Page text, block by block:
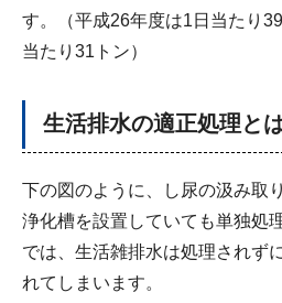
す。（平成26年度は1日当たり
当たり31トン）
生活排水の適正処理と
下の図のように、し尿の汲み取
浄化槽を設置していても単独処
では、生活雑排水は処理されず
れてしまいます。